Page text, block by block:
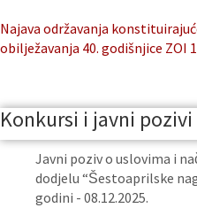
Najava održavanja
obilježavanja 40. godišnjice ZOI
Konkursi i javni pozivi
Javni poziv o uslovima i
dodjelu “Šestoaprilske
godini - 08.12.2025.